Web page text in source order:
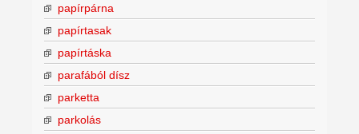
papírpárna
papírtasak
papírtáska
parafából dísz
parketta
parkolás